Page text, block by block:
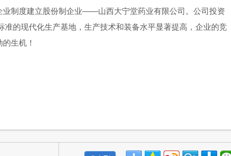
业制度建立股份制企业——山西大宁堂药业有限公司。公司投资
的现代化生产基地，生产技术和装备水平显著提高，企业的竞
生机！